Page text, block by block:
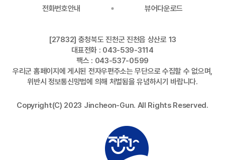
전화번호안내 뷰어다운로드
[27832] 충청북도 진천군 진천읍 상산로 13
대표전화 : 043-539-3114
팩스 : 043-537-0599
우리군 홈페이지에 게시된 전자우편주소는 무단으로 수집할 수 없으며,
위반시 정보통신망법에 의해 처벌됨을 유념하시기 바랍니다.
Copyright(C) 2023 Jincheon-Gun. All Rights Reserved.